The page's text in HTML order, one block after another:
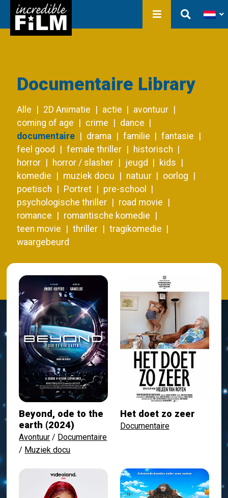
Film Production
In ontwikkeling
Producties
Bibliotheek
Contact
Documentaire Library
Alle 2D Animatie actie
avontuur
coming of age
crime
dance
documentaire
drama familie
fantasie
feel good
female thriller
historisch
horror
horror / slasher jeugd
kids
komedie
muziek docu natuur
oorlog
poetisch
Portret
pre-school
psychologische thriller
road movie
romance
romantische komedie
teen movie
thriller
tragikomedie
waargebeurd
Beyond, ode to the
earth (2024)
Avontuur / Documentaire
/ Muziek docu
Het doet zo zeer
Documentaire